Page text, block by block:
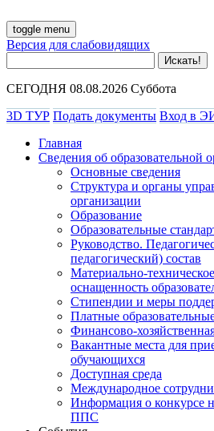
toggle menu
Версия для слабовидящих
СЕГОДНЯ 08.08.2026 Суббота
3D ТУР Подать документы Вход в
Главная
Сведения об образовательной
Основные сведения
Структура и органы
организации
Образование
Образовательные
Руководство.
педагогический) состав
Материально-
оснащенность
Стипендии и меры
Платные
Финансово-
Вакантные места для
обучающихся
Доступная среда
Международное
Информация о конкурсе
ППС